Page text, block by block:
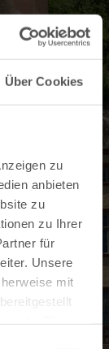
Über Cookies
zu
anbieten
zu
zu Ihrer
für
Unsere
mit